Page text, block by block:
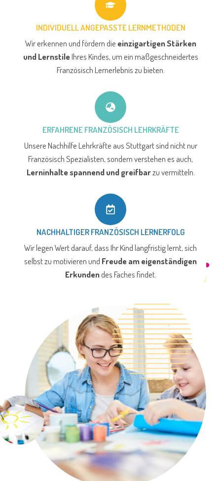
INDIVIDUELL ANGEPASSTE LERNMETHODEN
Wir erkennen und fördern die einzigartigen Stärken
und LernstileIhres Kindes, um ein maßgeschneidertes
Französisch Lernerlebnis zu bieten.
ERFAHRENE FRANZÖSISCH LEHRKRÄFTE
Unsere Nachhilfe Lehrkräfte aus Stuttgart sind nicht nur
Französisch Spezialisten, sondern verstehen es auch,
Lerninhalte spannend und greifbarzu vermitteln.
NACHHALTIGER FRANZÖSISCH LERNERFOLG
Wir legen Wert darauf, dass Ihr Kind langfristig lernt, sich
selbst zu motivieren und Freude am eigenständigen
Erkundendes Faches findet.